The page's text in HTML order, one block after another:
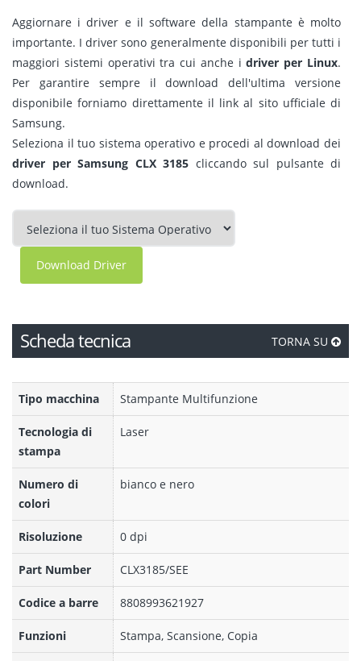
Aggiornare i driver e il software della stampante è molto
importante. I driver sono generalmente disponibili per tutti i
maggiori sistemi operativi tra cui anche idriver per Linux.
Per garantire sempre il download dell'ultima versione
disponibile forniamo direttamente il link al sito ufficiale di
Samsung.
Seleziona il tuo sistema operativo e procedi al download dei
driver per Samsung CLX 3185 cliccando sul pulsante di
download.
Download Driver
Scheda tecnica TORNA SU
Tipo macchina Stampante Multifunzione
Tecnologia di
stampa
Laser
Numero di
colori
bianco e nero
Risoluzione 0 dpi
Part Number CLX3185/SEE
Codice a barre 8808993621927
Funzioni Stampa, Scansione, Copia